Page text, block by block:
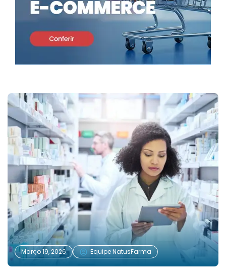
Março 19, 2026 Equipe NatusFarma